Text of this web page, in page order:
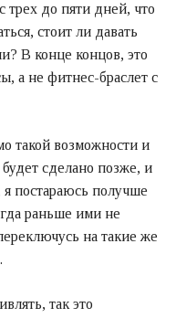
трех до пяти дней, что
стоит ли давать
В конце концов, это
а не фитнес-браслет с
такой возможности и
сделано позже, и
я постараюсь получше
раньше ими не
на такие же
так это